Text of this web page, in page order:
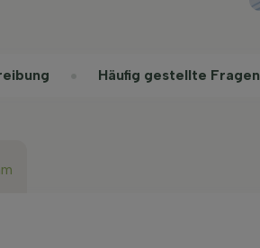
Häufig gestellte Fragen